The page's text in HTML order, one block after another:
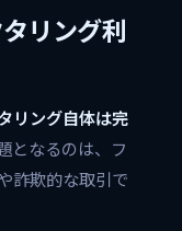
リング利
リング自体は完
となるのは、フ
詐欺的な取引で